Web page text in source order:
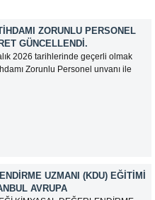
ZORUNLU PERSONEL
GÜNCELLENDI.
2026 tarihlerinde geçerli olmak
Zorunlu Personel unvanı ile
UZMANI (KDU) EĞITIMI
AVRUPA